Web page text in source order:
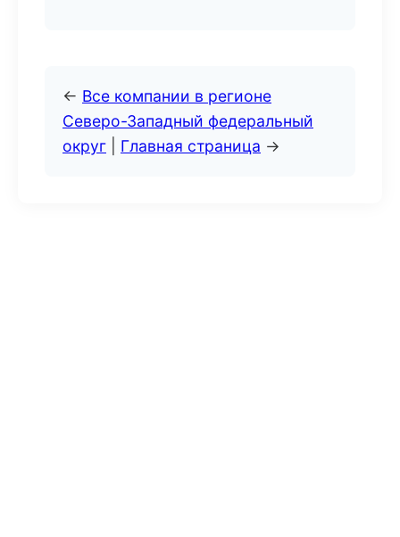
← Все компании в регионе
Северо-Западный федеральный
округ
Главная страница →